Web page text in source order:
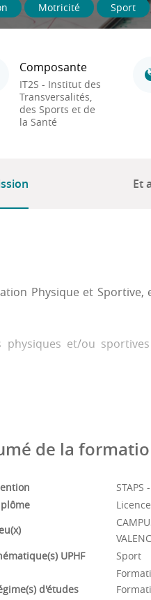
Motricité Sport
Composante
IT2S - Institut des
Transversalités,
des Sports et de
la Santé
Et
Physique et
physiques et/ou
de la
Licence
UPHF
Sport
d'études